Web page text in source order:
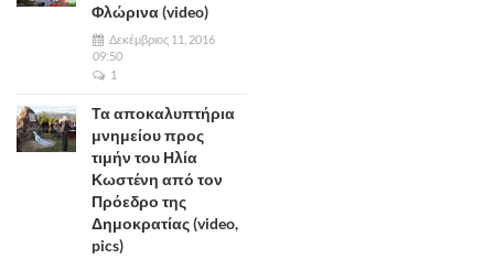
Φλώρινα (video)
Δεκέμβριος 11, 2016
09:50
1
Τα αποκαλυπτήρια
μνημείου προς
τιμήν του Ηλία
Κωστένη από τον
Πρόεδρο της
Δημοκρατίας (video,
pics)